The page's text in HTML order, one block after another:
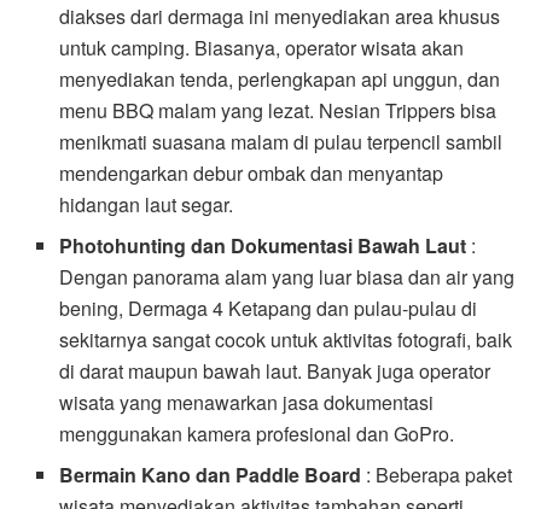
diakses dari dermaga ini menyediakan area khusus
untuk camping. Biasanya, operator wisata akan
menyediakan tenda, perlengkapan api unggun, dan
menu BBQ malam yang lezat. Nesian Trippers bisa
menikmati suasana malam di pulau terpencil sambil
mendengarkan debur ombak dan menyantap
hidangan laut segar.
Photohunting dan Dokumentasi Bawah Laut :
Dengan panorama alam yang luar biasa dan air yang
bening, Dermaga 4 Ketapang dan pulau-pulau di
sekitarnya sangat cocok untuk aktivitas fotografi, baik
di darat maupun bawah laut. Banyak juga operator
wisata yang menawarkan jasa dokumentasi
menggunakan kamera profesional dan GoPro.
Bermain Kano dan Paddle Board : Beberapa paket